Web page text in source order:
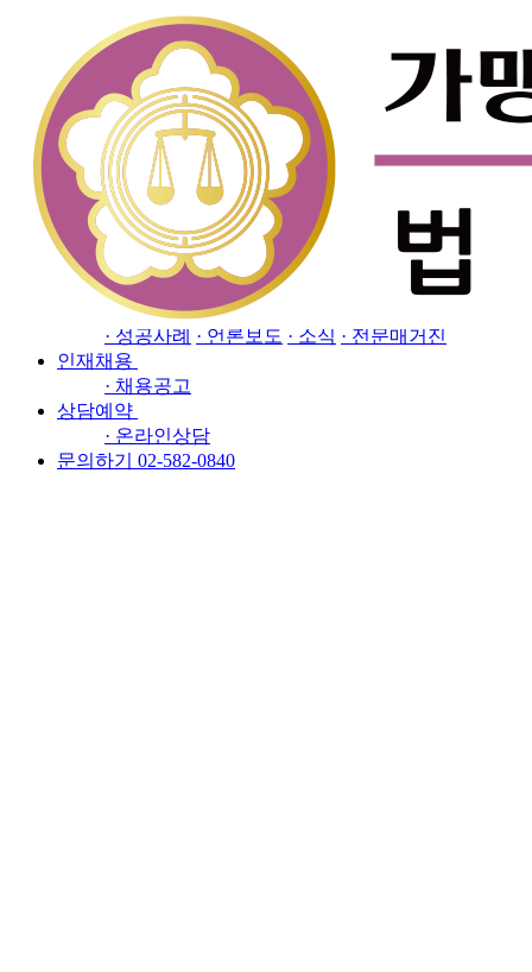
소개
· 인사말
· 오시는길
업무분야
· 프랜차이즈 전담센터
· 공정거래해결센터
재산(IP) 전담센터
· 경제범죄전담센터
· 민사/행정
· 이혼/상속
· 형사 · 기업자문/강의
소식자료
· 성공사례 · 언론보도 · 소식 · 전문매거진
인재채용
· 채용공고
상담예약
· 온라인상담
문의하기 02-582-0840